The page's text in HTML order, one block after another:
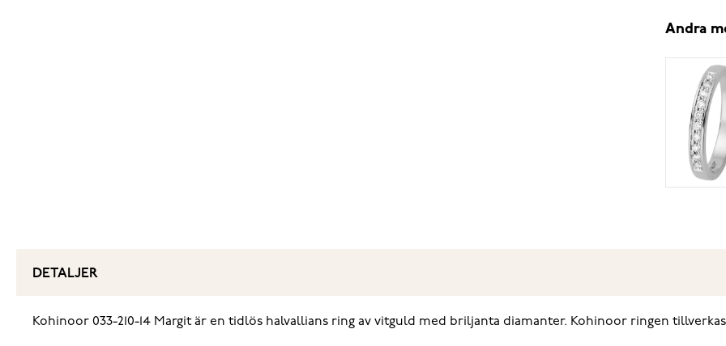
Andra
DETALJER
Kohinoor 033-210-14 Margit är en tidlös halvallians ring av vitguld med briljanta diamanter. Kohinoor ringen tillverkas